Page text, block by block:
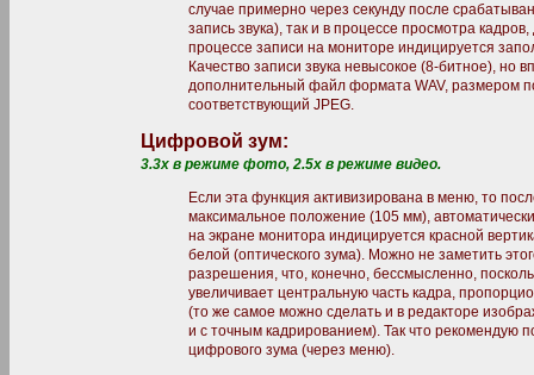
случае примерно через секунду после
запись звука), так и в процессе просмотра
процессе записи на мониторе индицируется
Качество записи звука невысокое (8-битное), но
дополнительный файл формата WAV, размером
соответствующий JPEG.
Цифровой зум:
3.3х в режиме фото, 2.5х в режиме видео.
Если эта функция активизирована в меню, то
максимальное положение (105 мм),
на экране монитора индицируется красной
белой (оптического зума). Можно не заметить
разрешения, что, конечно, бессмысленно,
увеличивает центральную часть кадра,
(то же самое можно сделать и в редакторе
и с точным кадрированием). Так что рекомендую
цифрового зума (через меню).